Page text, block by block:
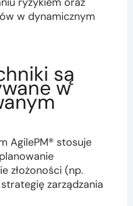
w dynamicznym
są
w
AgilePM® stosuje
złożoności (np.
zarządzania